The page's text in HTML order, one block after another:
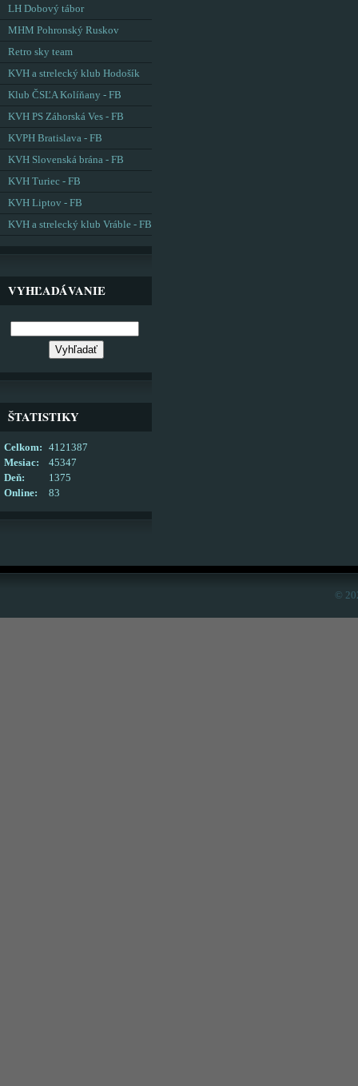
LH Dobový tábor
MHM Pohronský Ruskov
Retro sky team
KVH a strelecký klub Hodošík
Klub ČSĽA Kolíňany - FB
KVH PS Záhorská Ves - FB
KVPH Bratislava - FB
KVH Slovenská brána - FB
KVH Turiec - FB
KVH Liptov - FB
KVH a strelecký klub Vráble - FB
VYHĽADÁVANIE
ŠTATISTIKY
Online: 83
Celkom:
4121387
Mesiac:
45347
Deň:
1375
©